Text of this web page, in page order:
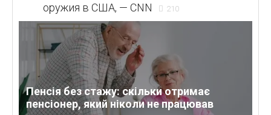
оружия в США, — CNN
210
Пенсія без стажу: скільки отримає
пенсіонер, який ніколи не працював